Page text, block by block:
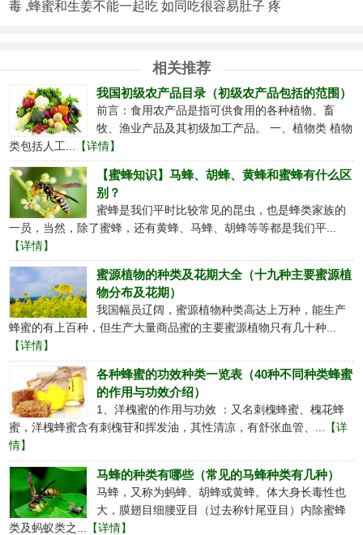
毒 ,蜂蜜和生姜不能一起吃 如同吃很容易肚子 疼
相关推荐
我国初级农产品目录（初级农产品包括的范围）
前言：食用农产品是指可供食用的各种植物、畜
牧、渔业产品及其初级加工产品。 一、植物类 植物
类包括人工...
【详情】
【蜜蜂知识】马蜂、胡蜂、黄蜂和蜜蜂有什么区
别？
蜜蜂是我们平时比较常见的昆虫，也是蜂类家族的
一员，当然，除了蜜蜂，还有黄蜂、马蜂、胡蜂等等都是我们平...
【详情】
蜜源植物的种类及花期大全（十九种主要蜜源植
物分布及花期）
我国幅员辽阔，蜜源植物种类高达上万种，能生产
蜂蜜的有上百种，但生产大量商品蜜的主要蜜源植物只有几十种...
【详情】
各种蜂蜜的功效种类一览表（40种不同种类蜂蜜
的作用与功效介绍）
1、洋槐蜜的作用与功效 ：又名刺槐蜂蜜、槐花蜂
蜜，洋槐蜂蜜含有刺槐苷和挥发油，其性清凉，有舒张血管、... 【详
情】
马蜂的种类有哪些（常见的马蜂种类有几种）
马蜂，又称为蚂蜂、胡蜂或黄蜂。体大身长毒性也
大，膜翅目细腰亚目（过去称针尾亚目）内除蜜蜂
类及蚂蚁类之...
【详情】